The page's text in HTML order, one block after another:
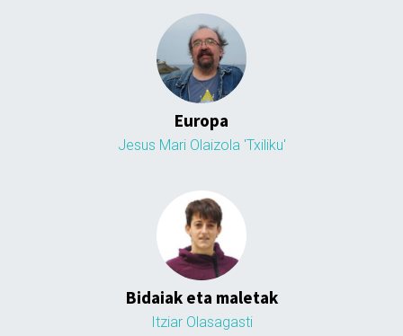
Europa
Jesus Mari Olaizola 'Txiliku'
Bidaiak eta maletak
Itziar Olasagasti